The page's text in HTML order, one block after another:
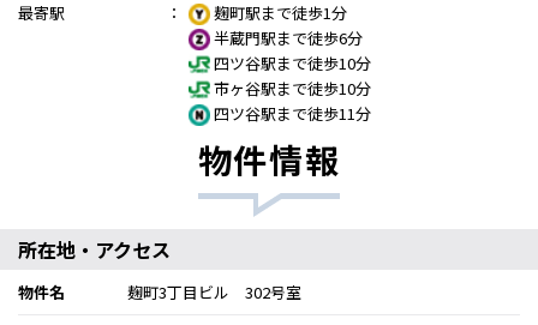
最寄駅
：
麹町駅まで徒歩1分
半蔵門駅まで徒歩6分
四ツ谷駅まで徒歩10分
市ヶ谷駅まで徒歩10分
四ツ谷駅まで徒歩11分
物件情報
所在地・アクセス
物件名
麹町3丁目ビル 302号室